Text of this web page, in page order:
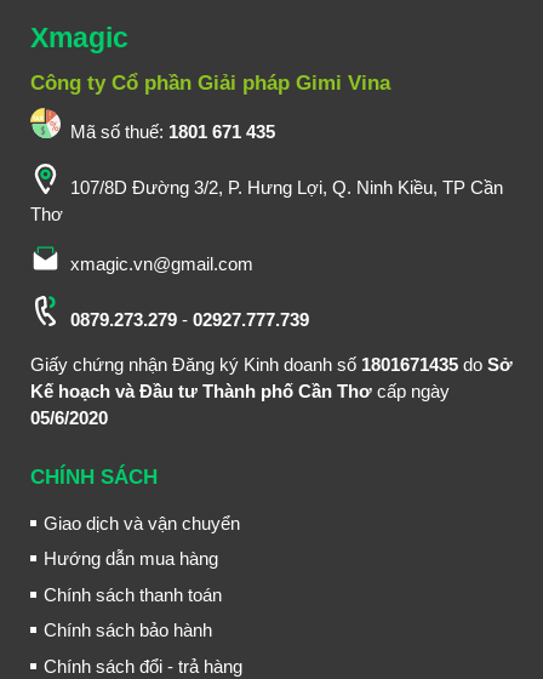
Xmagic
Công ty Cổ phần Giải pháp Gimi Vina
Mã số thuế: 1801 671 435
107/8D Đường 3/2, P. Hưng Lợi, Q. Ninh Kiều, TP Cần
Thơ
xmagic.vn@gmail.com
0879.273.279- 02927.777.739
Giấy chứng nhận Đăng ký Kinh doanh số 1801671435 do Sở
Kế hoạch và Đầu tư Thành phố Cần Thơ cấp ngày
05/6/2020
CHÍNH SÁCH
Giao dịch và vận chuyển
Hướng dẫn mua hàng
Chính sách thanh toán
Chính sách bảo hành
Chính sách đổi - trả hàng